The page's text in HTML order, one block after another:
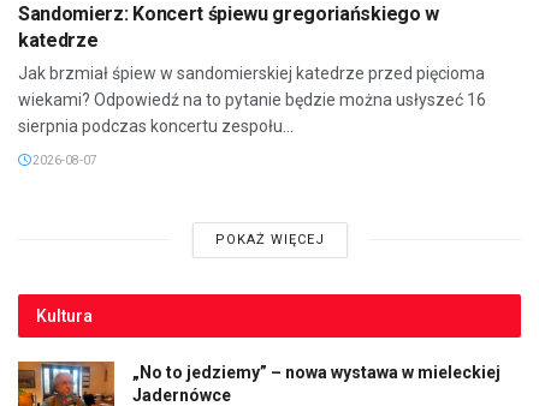
Sandomierz: Koncert śpiewu gregoriańskiego w
katedrze
Jak brzmiał śpiew w sandomierskiej katedrze przed pięcioma
wiekami? Odpowiedź na to pytanie będzie można usłyszeć 16
sierpnia podczas koncertu zespołu...
2026-08-07
POKAŻ WIĘCEJ
Kultura
„No to jedziemy” – nowa wystawa w mieleckiej
Jadernówce